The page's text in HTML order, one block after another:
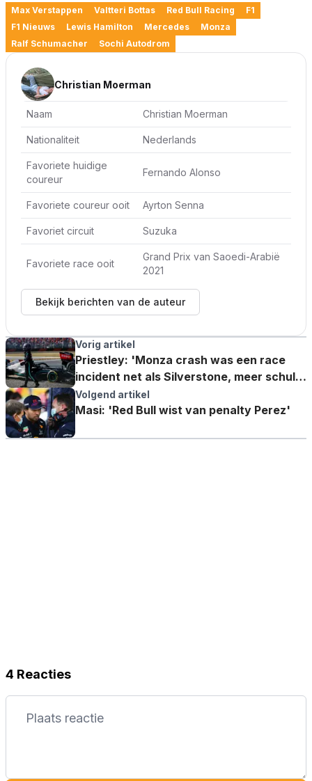
Max Verstappen Valtteri Bottas Red Bull Racing
F1
F1 Nieuws
Lewis Hamilton Mercedes
Monza
Ralf Schumacher
Sochi Autodrom
Christian Moerman
Naam Christian Moerman
Nationaliteit Nederlands
Favoriete huidige
coureur
Fernando Alonso
Favoriete coureur ooit Ayrton Senna
Favoriet circuit Suzuka
Favoriete race ooit
Grand Prix van Saoedi-Arabië
2021
Bekijk berichten van de auteur
Vorig artikel
Priestley: 'Monza crash was een race
incident net als Silverstone, meer schuld
bij Max'
Volgend artikel
Masi: 'Red Bull wist van penalty Perez'
4 Reacties